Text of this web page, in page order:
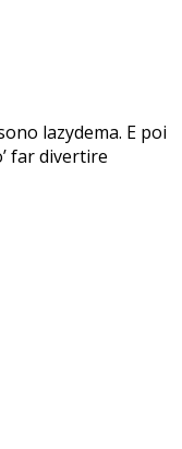
lazydema. E poi
far divertire